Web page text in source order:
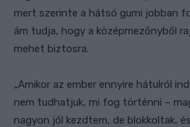
mert szerinte a hátsó gumi jobban
ám tudja, hogy a középmezőnyből
mehet biztosra.
„Amikor az ember ennyire hátulról
nem tudhatjuk, mi fog történni –
nagyon jól kezdtem, de blokkoltak,